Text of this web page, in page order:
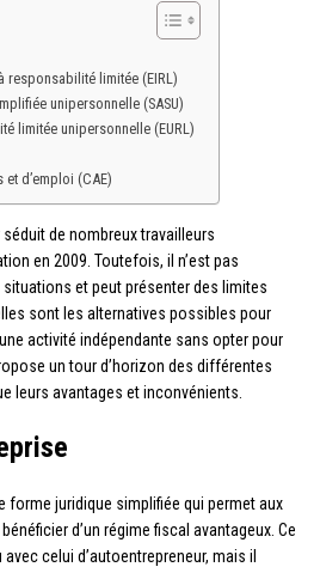
responsabilité limitée (EIRL)
unipersonnelle (SASU)
limitée unipersonnelle (EURL)
d’emploi (CAE)
de nombreux travailleurs
en 2009. Toutefois, il n’est pas
et peut présenter des limites
sont les alternatives possibles pour
activité indépendante sans opter pour
un tour d’horizon des différentes
leurs avantages et inconvénients.
forme juridique simplifiée qui permet aux
d’un régime fiscal avantageux. Ce
celui d’autoentrepreneur, mais il